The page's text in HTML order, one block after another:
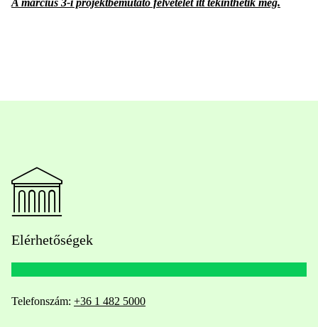
Elérhetőségek
Telefonszám: +36 1 482 5000